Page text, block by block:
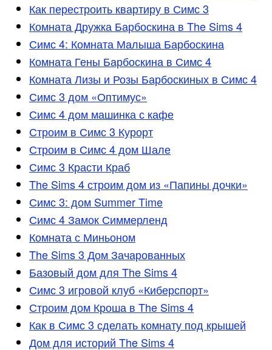
Как перестроить квартиру в Симс 3
Комната Дружка Барбоскина в The Sims 4
Симс 4: Комната Малыша Барбоскина
Комната Гены Барбоскина в Симс 4
Комната Лизы и Розы Барбоскиных в Симс 4
Симс 3 дом «Оптимус»
Симс 4 дом машинка с кафе
Строим в Симс 3 Курорт
Строим в Симс 4 дом Шале
Симс 3 Красти Краб
The Sims 4 строим дом из «Папины дочки»
Симс 3: дом Summer Time
Симс 4 Замок Симмерленд
Комната с Миньоном
The Sims 3 Дом Зачарованных
Базовый дом для The Sims 4
Симс 3 игровой клуб «Киберспорт»
Строим дом Кроша в The Sims 4
Как в Симс 3 сделать комнату под крышей
Дом для историй The Sims 4